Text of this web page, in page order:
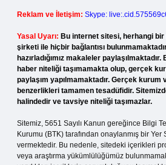
Reklam ve İletişim: Skype:
Yasal Uyarı: Bu internet sitesi, herhangi
şirketi ile hiçbir bağlantısı
hazırladığımız makaleler
haber niteliği taşımamakta olup, gerçek
paylaşım yapılmamaktadır. Gerçek kurum
benzerlikleri tamamen tesadüfidir.
halindedir ve tavsiye niteliği taşımazlar.
Sitemiz, 5651 Sayılı Kanun gereğince Bilgi
Kurumu (BTK) tarafından onaylanmış bir Yer
vermektedir. Bu nedenle, sitedeki içerikleri
veya araştırma yükümlülüğümüz